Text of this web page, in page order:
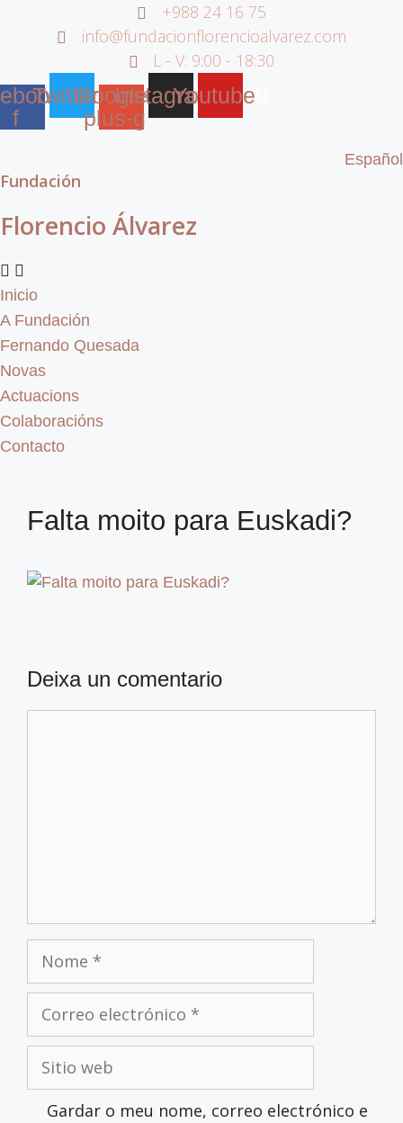
+988 24 16 75
info@fundacionflorencioalvarez.com
L - V: 9:00 - 18:30
f
TwitterGoogle-
plus-g
InstagramYoutube
Español
Fundación
Florencio Álvarez
Inicio
A Fundación
Fernando Quesada
Novas
Actuacions
Colaboracións
Contacto
Falta moito para Euskadi?
Deixa un comentario
Nome
Correo
electrónico
Sitio
web
Gardar o meu nome, correo electrónico e